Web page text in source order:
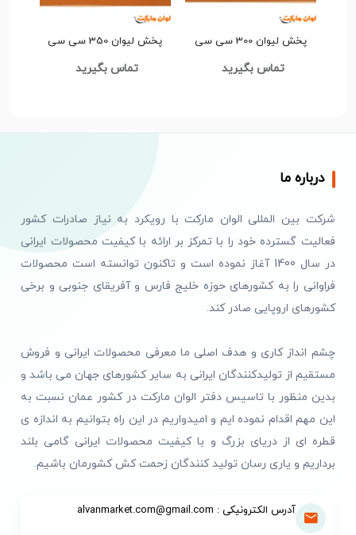
پخش لیوان 300 سی سی
تماس بگیرید
پخش لیوان 350 سی سی
تماس بگیرید
درباره ما
شرکت بین المللی الوان مارکت با رویکرد به نیاز صادرات کشور
فعالیت گسترده خود را با تمرکز بر ارائه با کیفیت محصولات ایرانی
در سال 1400 آغاز نموده است و تاکنون توانسته است محصولات
فراوانی را به کشورهای حوزه خلیج فارس و آفریقای جنوبی و برخی
کشورهای اروپایی صادر کند.
چشم انداز کاری و هدف اصلی ما معرفی محصولات ایرانی و فروش
مستقیم از تولیدکنندگان ایرانی به سایر کشورهای جهان می باشد و
بدین منظور با تاسیس دفتر الوان مارکت در کشور عمان نسبت به
این مهم اقدام نموده ایم و امیدواریم در این راه بتوانیم به اندازه ی
قطره ای از دریای بزرگ و با کیفیت محصولات ایرانی گامی بلند
برداریم و یاری رسان تولید کنندگان زحمت کش کشورمان باشیم.
آدرس الکترونیکی : alvanmarket.com@gmail.com